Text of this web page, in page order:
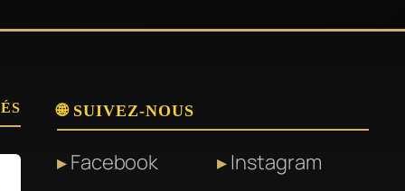
🌐 SUIVEZ-NOUS
Facebook
Instagram